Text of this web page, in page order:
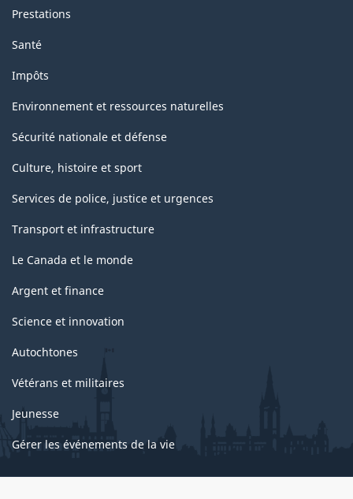
Prestations
Santé
Impôts
Environnement et ressources naturelles
Sécurité nationale et défense
Culture, histoire et sport
Services de police, justice et urgences
Transport et infrastructure
Le Canada et le monde
Argent et finance
Science et innovation
Autochtones
Vétérans et militaires
Jeunesse
Gérer les événements de la vie